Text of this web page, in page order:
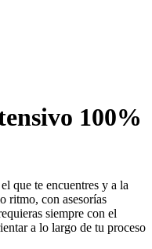
100%
que te encuentres y a la
ritmo, con asesorías
siempre con el
a lo largo de tu proceso